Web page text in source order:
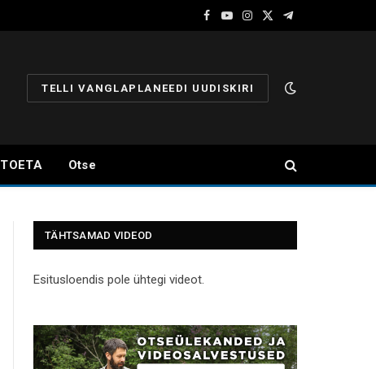
Facebook
YouTube
Instagram
X
Telegram
TELLI VANGLAPLANEEDI UUDISKIRI
TOETA Otse
TÄHTSAMAD VIDEOD
Esitusloendis pole ühtegi videot.